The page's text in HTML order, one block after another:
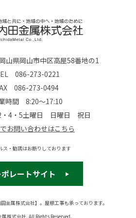
県岡山市中区高屋58番地の1
086-273-0221
086-273-0494
時間 8:20～17:10
4・5土曜日 日曜日 祝日
お問い合わせはこちら
ス・勧誘はお断りしております
レートサイト
金属株式会社】。屋根工事も承っております。
株式会社. All Rights Reserved.